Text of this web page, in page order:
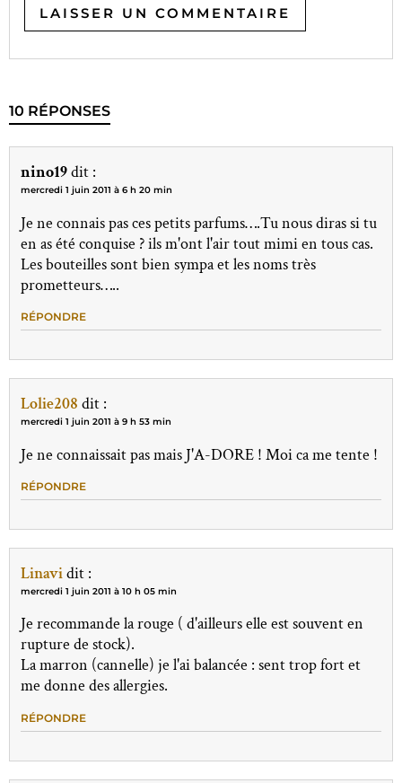
10 RÉPONSES
nino19dit :
mercredi 1 juin 2011 à 6 h 20 min
Je ne connais pas ces petits parfums….Tu nous diras si tu
en as été conquise ? ils m'ont l'air tout mimi en tous cas.
Les bouteilles sont bien sympa et les noms très
prometteurs…..
RÉPONDRE
Lolie208 dit :
mercredi 1 juin 2011 à 9 h 53 min
Je ne connaissait pas mais J'A-DORE ! Moi ca me tente !
RÉPONDRE
Linavidit :
mercredi 1 juin 2011 à 10 h 05 min
Je recommande la rouge ( d'ailleurs elle est souvent en
rupture de stock).
La marron (cannelle) je l'ai balancée : sent trop fort et
me donne des allergies.
RÉPONDRE